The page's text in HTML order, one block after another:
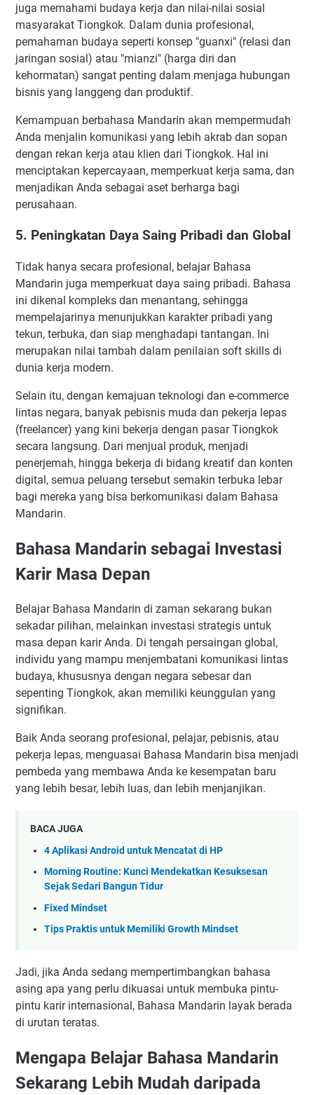
juga memahami budaya kerja dan nilai-nilai sosial
masyarakat Tiongkok. Dalam dunia profesional,
pemahaman budaya seperti konsep "guanxi" (relasi dan
jaringan sosial) atau "mianzi" (harga diri dan
kehormatan) sangat penting dalam menjaga hubungan
bisnis yang langgeng dan produktif.
Kemampuan berbahasa Mandarin akan mempermudah
Anda menjalin komunikasi yang lebih akrab dan sopan
dengan rekan kerja atau klien dari Tiongkok. Hal ini
menciptakan kepercayaan, memperkuat kerja sama, dan
menjadikan Anda sebagai aset berharga bagi
perusahaan.
5. Peningkatan Daya Saing Pribadi dan Global
Tidak hanya secara profesional, belajar Bahasa
Mandarin juga memperkuat daya saing pribadi. Bahasa
ini dikenal kompleks dan menantang, sehingga
mempelajarinya menunjukkan karakter pribadi yang
tekun, terbuka, dan siap menghadapi tantangan. Ini
merupakan nilai tambah dalam penilaian soft skills di
dunia kerja modern.
Selain itu, dengan kemajuan teknologi dan e-commerce
lintas negara, banyak pebisnis muda dan pekerja lepas
(freelancer) yang kini bekerja dengan pasar Tiongkok
secara langsung. Dari menjual produk, menjadi
penerjemah, hingga bekerja di bidang kreatif dan konten
digital, semua peluang tersebut semakin terbuka lebar
bagi mereka yang bisa berkomunikasi dalam Bahasa
Mandarin.
Bahasa Mandarin sebagai Investasi
Karir Masa Depan
Belajar Bahasa Mandarin di zaman sekarang bukan
sekadar pilihan, melainkan investasi strategis untuk
masa depan karir Anda. Di tengah persaingan global,
individu yang mampu menjembatani komunikasi lintas
budaya, khususnya dengan negara sebesar dan
sepenting Tiongkok, akan memiliki keunggulan yang
signifikan.
Baik Anda seorang profesional, pelajar, pebisnis, atau
pekerja lepas, menguasai Bahasa Mandarin bisa menjadi
pembeda yang membawa Anda ke kesempatan baru
yang lebih besar, lebih luas, dan lebih menjanjikan.
BACA JUGA
4 Aplikasi Android untuk Mencatat di HP
Morning Routine: Kunci Mendekatkan Kesuksesan
Sejak Sedari Bangun Tidur
Fixed Mindset
Tips Praktis untuk Memiliki Growth Mindset
Jadi, jika Anda sedang mempertimbangkan bahasa
asing apa yang perlu dikuasai untuk membuka pintu-
pintu karir internasional, Bahasa Mandarin layak berada
di urutan teratas.
Mengapa Belajar Bahasa Mandarin
Sekarang Lebih Mudah daripada